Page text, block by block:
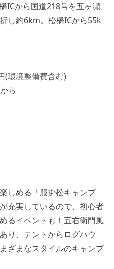
ICから国道218号を五ヶ瀬
し約6km。松橋ICから55k
(環境整備費含む)
ら
しめる「服掛松キャンプ
充実しているので、初心者
るイベントも！五右衛門風
り、テントからログハウ
ざまなスタイルのキャンプ